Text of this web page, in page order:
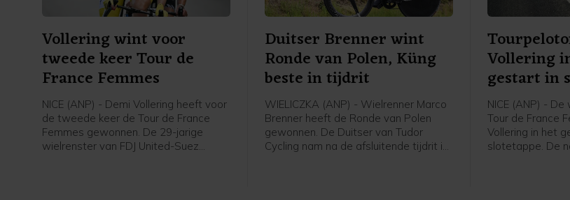
Vollering wint voor
tweede keer Tour de
France Femmes
NICE (ANP) - Demi Vollering heeft voor
de tweede keer de Tour de France
Femmes gewonnen. De 29-jarige
wielrenster van FDJ United-Suez
Duitser Brenner wint
Ronde van Polen, Küng
beste in tijdrit
WIELICZKA (ANP) - Wielrenner Marco
Brenner heeft de Ronde van Polen
gewonnen. De Duitser van Tudor
Cycling nam na de afsluitende tijdrit in
Vollering
gestart in
NICE (ANP) -
Tour de France
Vollering in het
slotetappe. De